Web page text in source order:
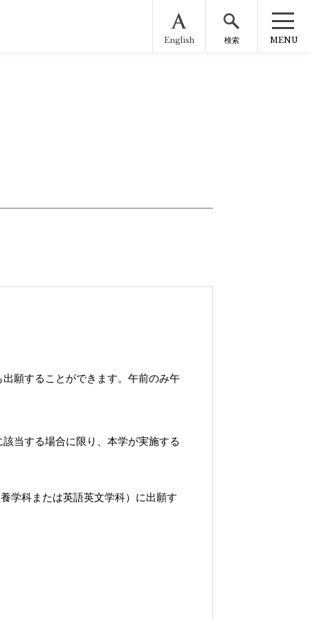
English 検索 MENU
願することができます。午前のみ午
当する場合に限り、本学が実施する
学科または英語英文学科）に出願す